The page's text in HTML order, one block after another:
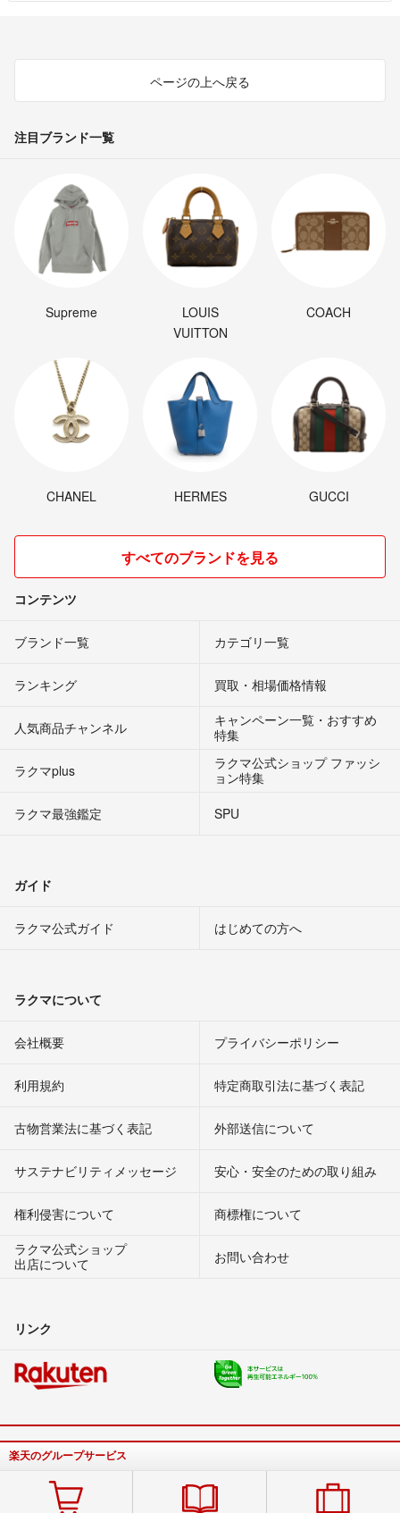
ページの上へ戻る
注目ブランド一覧
Supreme
LOUIS
VUITTON
COACH
CHANEL HERMES GUCCI
すべてのブランドを見る
コンテンツ
ブランド一覧 カテゴリ一覧
ランキング 買取・相場価格情報
人気商品チャンネル
キャンペーン一覧・おすすめ
特集
ラクマplus
ラクマ公式ショップ ファッシ
ョン特集
ラクマ最強鑑定
SPU
ガイド
ラクマ公式ガイド はじめての方へ
ラクマについて
会社概要 プライバシーポリシー
利用規約 特定商取引法に基づく表記
古物営業法に基づく表記 外部送信について
サステナビリティメッセージ 安心・安全のための取り組み
権利侵害について
商標権について
ラクマ公式ショップ
出店について
お問い合わせ
リンク
楽天のグループサービス